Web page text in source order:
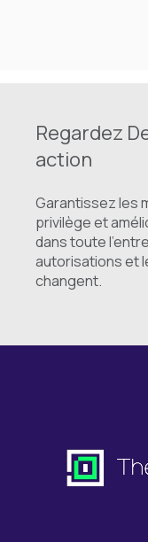
Regardez
action
Garantissez les
privilège et
dans toute
autorisations et
changent.